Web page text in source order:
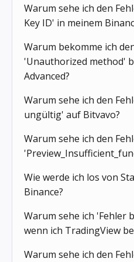
Warum sehe ich den
Key ID' in meinem
Warum bekomme ich
'Unauthorized method'
Advanced?
Warum sehe ich den
ungültig' auf Bitvavo?
Warum sehe ich den
Wie werde ich los von
Binance?
Warum sehe ich 'Fehler
wenn ich TradingView
Warum sehe ich den